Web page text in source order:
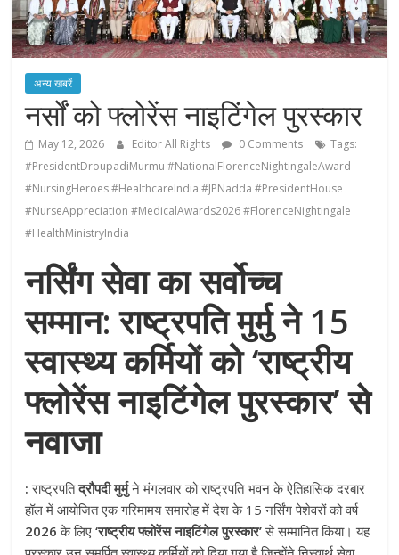
अन्य खबरें
नर्सों को फ्लोरेंस नाइटिंगेल पुरस्कार
May 12, 2026 Editor All Rights 0 Comments
Tags:
#PresidentDroupadiMurmu #NationalFlorenceNightingaleAward
#NursingHeroes #HealthcareIndia #JPNadda #PresidentHouse
#NurseAppreciation #MedicalAwards2026 #FlorenceNightingale
#HealthMinistryIndia
नर्सिंग सेवा का सर्वोच्च
सम्मान: राष्ट्रपति मुर्मु ने 15
स्वास्थ्य कर्मियों को ‘राष्ट्रीय
फ्लोरेंस नाइटिंगेल पुरस्कार’ से
नवाजा
: राष्ट्रपतिद्रौपदी मुर्मुने मंगलवार को राष्ट्रपति भवन के ऐतिहासिक दरबार
हॉल में आयोजित एक गरिमामय समारोह में देश के 15 नर्सिंग पेशेवरों को वर्ष
2026 के लिए‘राष्ट्रीय फ्लोरेंस नाइटिंगेल पुरस्कार’से सम्मानित किया। यह